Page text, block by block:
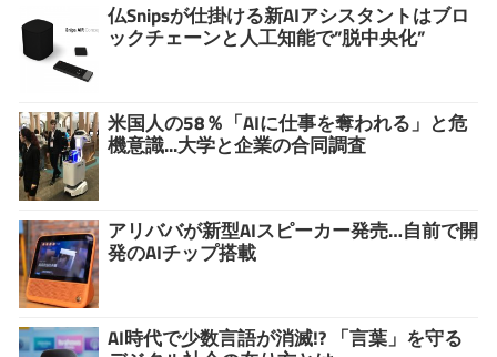
仏Snipsが仕掛ける新AIアシスタントはブロ
ックチェーンと人工知能で”脱中央化”
米国人の58％「AIに仕事を奪われる」と危
機意識...大学と企業の合同調査
アリババが新型AIスピーカー発売…自前で開
発のAIチップ搭載
AI時代で少数言語が消滅!? 「言葉」を守る